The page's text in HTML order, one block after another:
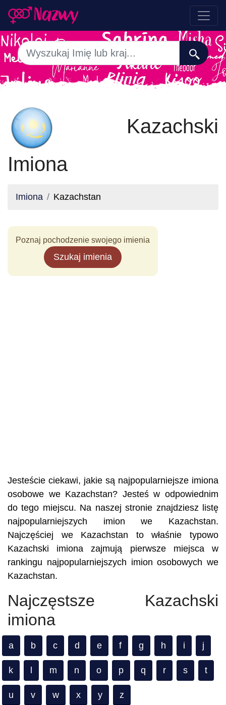
Kazachski
Imiona
Imiona Kazachstan
Poznaj pochodzenie swojego imienia
Szukaj imienia
Jesteście ciekawi, jakie są najpopularniejsze imiona
osobowe we Kazachstan? Jesteś w odpowiednim
do tego miejscu. Na naszej stronie znajdziesz listę
najpopularniejszych imion we Kazachstan.
Najczęściej we Kazachstan to właśnie typowo
Kazachski imiona zajmują pierwsze miejsca w
rankingu najpopularniejszych imion osobowych we
Kazachstan.
Najczęstsze Kazachski
imiona
a b c d e f g h i j
k m n o p q r s t
u v w x y z